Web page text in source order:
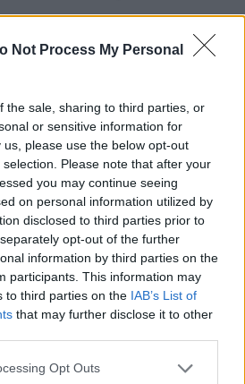
Not Process My Personal
the sale, sharing to third parties, or
or sensitive information for
please use the below opt-out
Please note that after your
you may continue seeing
on personal information utilized by
disclosed to third parties prior to
opt-out of the further
information by third parties on the
participants. This information may
to third parties on the IAB’s List of
that may further disclose it to other
app uses one or more Google
Opt Outs
bolognese, decise di seguire il
sportivo dopo una notte al
una partita decisiva: oggi
pagine di competizioni e
redazione predilige reportage
conserva il biglietto di quella
prova della svolta.